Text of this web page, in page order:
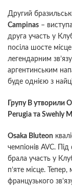
Другий
Campinas –
друга участь у
посіла шосте
легендарним
аргентинським
буде однією з
Групу B утворили
Perugia та Swehly
Osaka Bluteon
чемпіонів AVC.
брала участь у
п’яте місце.
французького